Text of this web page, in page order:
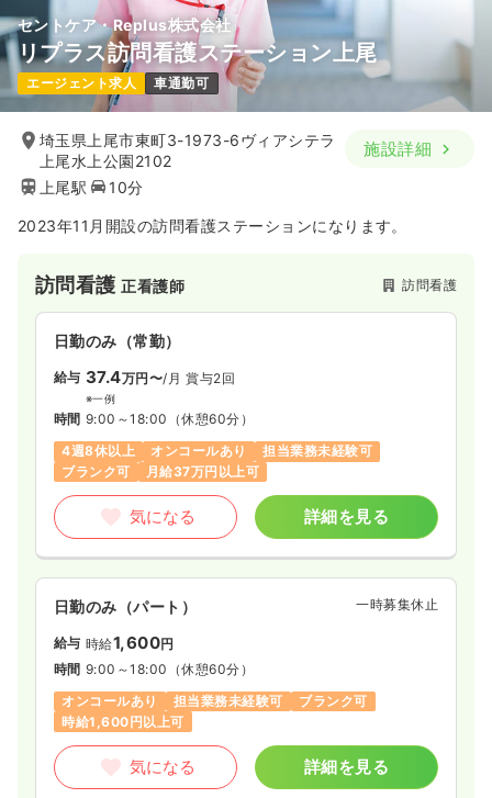
セントケア・Replus株式会社
リプラス訪問看護ステーション上尾
エージェント求人 車通勤可
埼玉県上尾市東町3-1973-6ヴィアシテラ
上尾水上公園2102
上尾駅
10分
施設詳細
2023年11月開設の訪問看護ステーションになります。
訪問看護正看護師 訪問看護
日勤のみ（常勤）
給与 37.4万円〜/月 賞与2回
※一例
時間 9:00～18:00 （休憩60分）
4週8休以上
オンコールあり
担当業務未経験可
ブランク可
月給37万円以上可
気になる 詳細を見る
日勤のみ（パート） 一時募集休止
給与 時給1,600円
時間 9:00～18:00 （休憩60分）
オンコールあり
担当業務未経験可
ブランク可
時給1,600円以上可
気になる 詳細を見る